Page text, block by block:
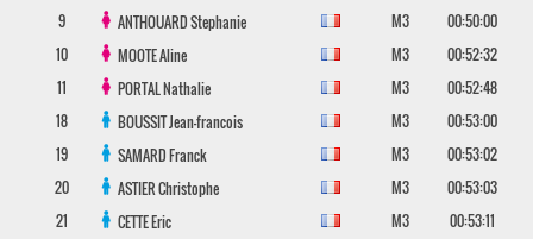
9
ANTHOUARDStephanie M3
00:50:00
10
MOOTEAline M3
00:52:32
11
PORTALNathalie M3
00:52:48
18
BOUSSITJean-francois M3
00:53:00
19
SAMARDFranck M3
00:53:02
20
ASTIERChristophe M3
00:53:03
21
CETTEEric M3
00:53:11